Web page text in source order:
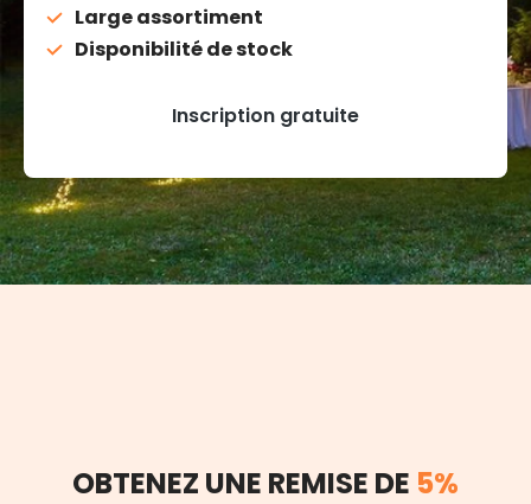
Large assortiment
Disponibilité de stock
Inscription gratuite
OBTENEZ UNE REMISE DE 5%